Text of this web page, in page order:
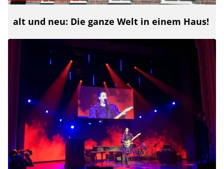
alt und neu: Die ganze Welt in einem Haus!